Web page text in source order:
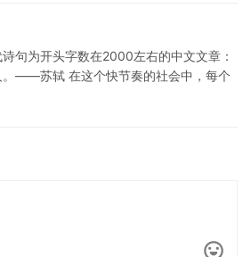
句为开头字数在2000左右的中文文章：
。——苏轼 在这个快节奏的社会中，每个